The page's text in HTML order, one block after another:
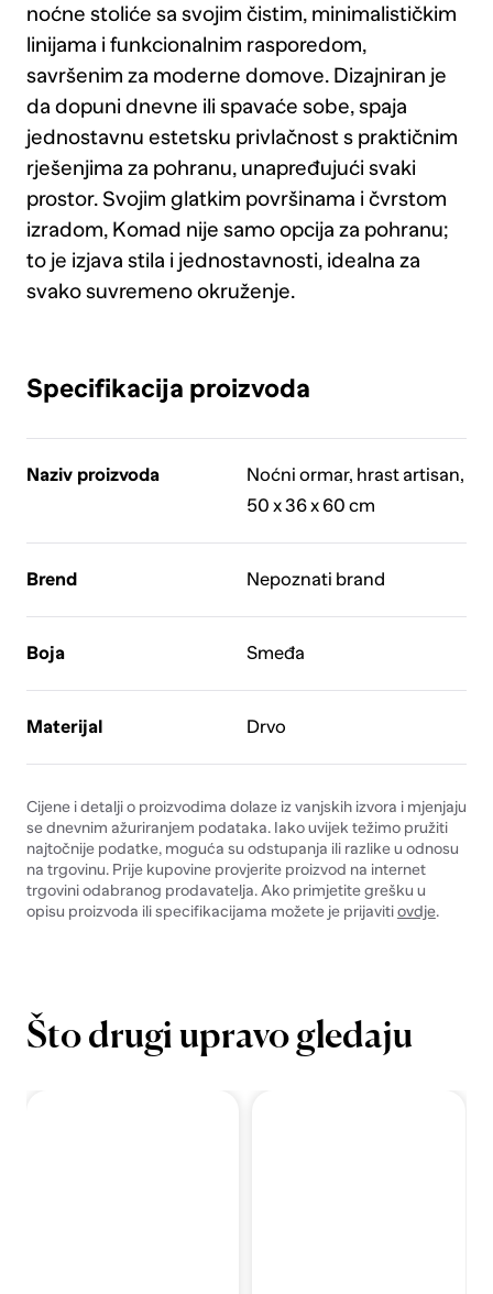
noćne stoliće sa svojim čistim, minimalističkim
linijama i funkcionalnim rasporedom,
savršenim za moderne domove. Dizajniran je
da dopuni dnevne ili spavaće sobe, spaja
jednostavnu estetsku privlačnost s praktičnim
rješenjima za pohranu, unapređujući svaki
prostor. Svojim glatkim površinama i čvrstom
izradom, Komad nije samo opcija za pohranu;
to je izjava stila i jednostavnosti, idealna za
svako suvremeno okruženje.
Specifikacija proizvoda
Naziv proizvoda
Noćni ormar, hrast artisan,
50 x 36 x 60 cm
Brend Nepoznati brand
Boja Smeđa
Materijal Drvo
Cijene i detalji o proizvodima dolaze iz vanjskih izvora i mjenjaju
se dnevnim ažuriranjem podataka. Iako uvijek težimo pružiti
najtočnije podatke, moguća su odstupanja ili razlike u odnosu
na trgovinu. Prije kupovine provjerite proizvod na internet
trgovini odabranog prodavatelja. Ako primjetite grešku u
opisu proizvoda ili specifikacijama možete je prijavitiovdje.
Što drugi upravo gledaju